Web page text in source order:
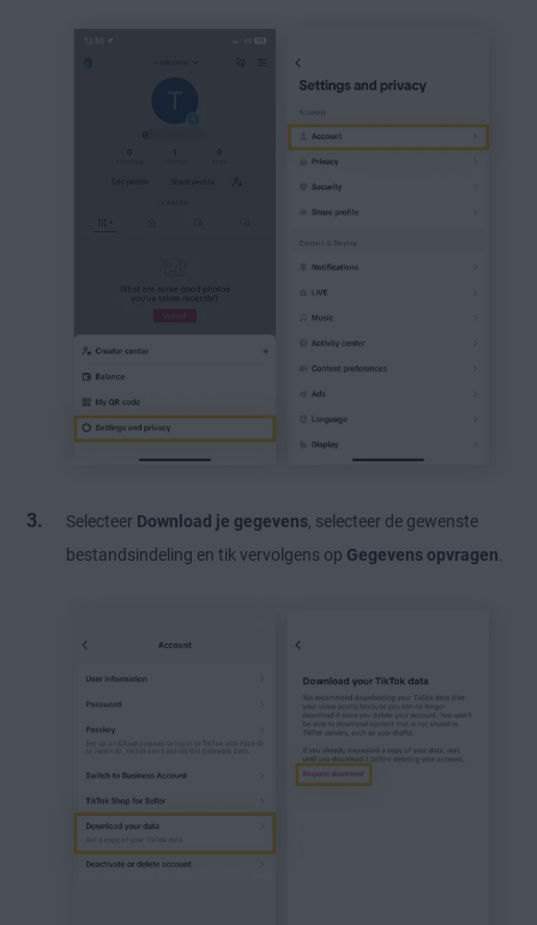
Selecteer Download je gegevens , selecteer de gewenste
bestandsindeling en tik vervolgens op Gegevens opvragen